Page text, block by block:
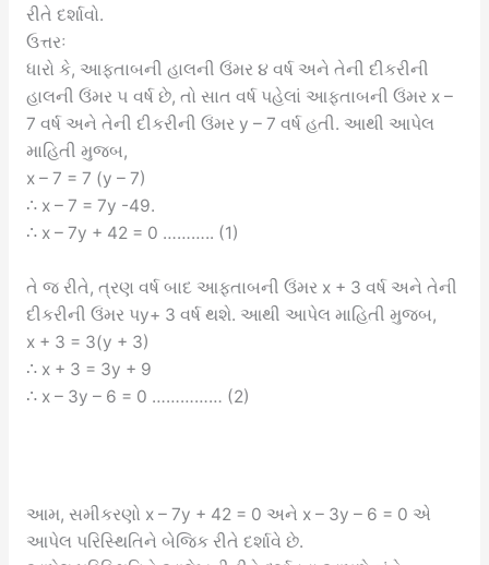
રીતે દર્શાવો.
ઉત્તરઃ
ધારો કે, આફતાબની હાલની ઉંમર ૪ વર્ષ અને તેની દીકરીની
હાલની ઉંમર ૫ વર્ષ છે, તો સાત વર્ષ પહેલાં આફતાબની ઉંમર x –
7 વર્ષ અને તેની દીકરીની ઉંમર y – 7 વર્ષ હતી. આથી આપેલ
માહિતી મુજબ,
x – 7 = 7 (y – 7)
∴ x – 7 = 7y -49.
∴ x – 7y + 42 = 0 ……….. (1)
તે જ રીતે, ત્રણ વર્ષ બાદ આફતાબની ઉંમર x + 3 વર્ષ અને તેની
દીકરીની ઉંમર પy+ 3 વર્ષ થશે. આથી આપેલ માહિતી મુજબ,
x + 3 = 3(y + 3)
∴ x + 3 = 3y + 9
∴ x – 3y – 6 = 0 …………… (2)
આમ, સમીકરણો x – 7y + 42 = 0 અને x – 3y – 6 = 0 એ
આપેલ પરિસ્થિતિને બેજિક રીતે દર્શાવે છે.